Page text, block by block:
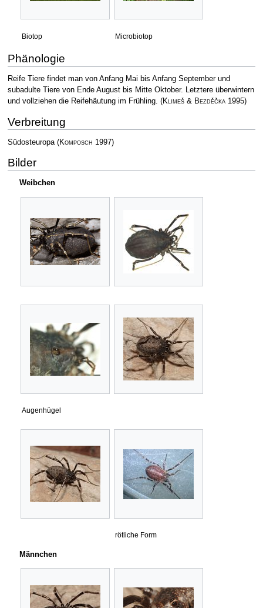
Biotop Microbiotop
Phänologie
Reife Tiere findet man von Anfang Mai bis Anfang September und
subadulte Tiere von Ende August bis Mitte Oktober. Letztere überwintern
und vollziehen die Reifehäutung im Frühling. (Klimeš & Bezděčka1995)
Verbreitung
Südosteuropa (Komposch 1997)
Bilder
Weibchen
Augenhügel
rötliche Form
Männchen